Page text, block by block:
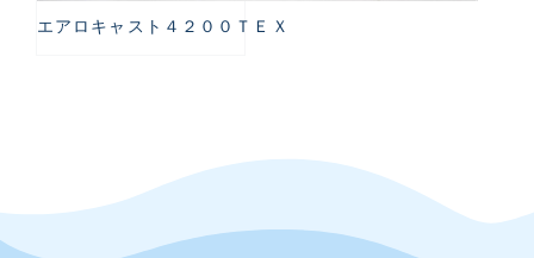
エアロキャスト４２００ＴＥＸ